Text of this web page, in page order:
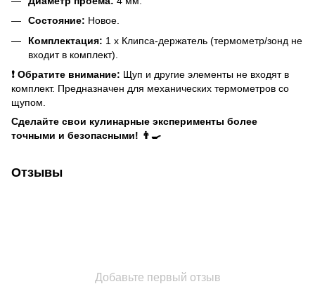
Состояние: Новое.
Комплектация: 1 х Клипса-держатель (термометр/зонд не
входит в комплект).
❗️ Обратите внимание: Щуп и другие элементы не входят в
комплект. Предназначен для механических термометров со
щупом.
Сделайте свои кулинарные эксперименты более
точными и безопасными! 👨‍🍳
Отзывы
Добавьте первый отзыв